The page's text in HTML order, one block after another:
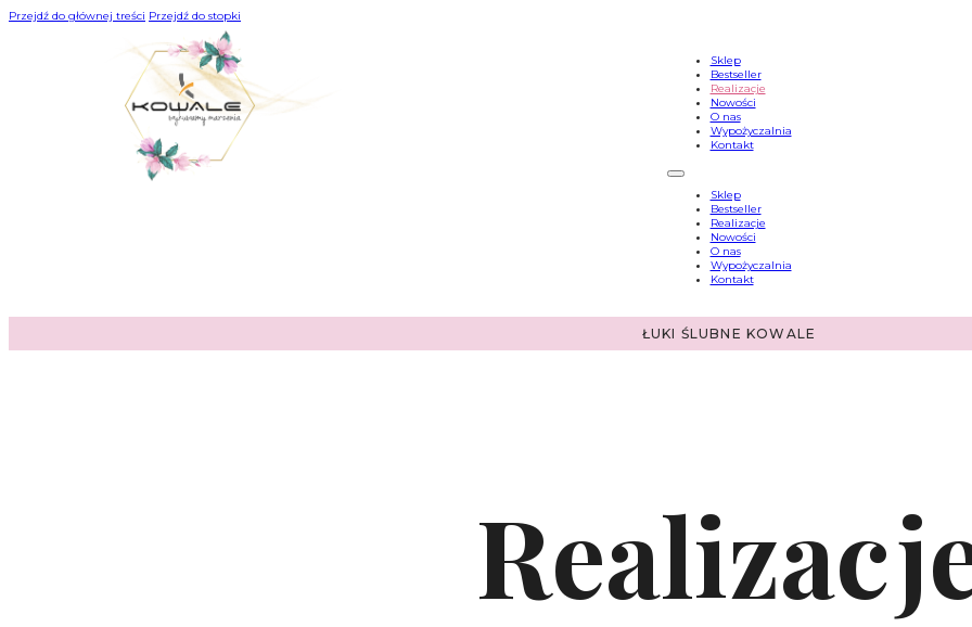
Przejdź do głównej treści Przejdź do stopki
Sklep
Bestseller
Realizacje
Nowości
O nas
Wypożyczalnia
Kontakt
Sklep
Bestseller
Realizacje
Nowości
O nas
Wypożyczalnia
Kontakt
ŁUKI ŚLUBNE KOWALE